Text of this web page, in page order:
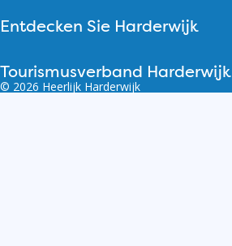
Entdecken Sie Harderwijk
Tourismusverband Harderwijk
© 2026 Heerlijk Harderwijk